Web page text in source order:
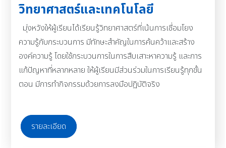
วิทยาศาสตร์และเทคโนโลยี
มุ่งหวังให้ผู้เรียนได้เรียนรู้วิทยาศาสตร์ที่เน้นการเชื่อมโยง
ความรู้กับกระบวนการ มีทักษะสำคัญในการค้นคว้าและสร้าง
องค์ความรู้ โดยใช้กระบวนการในการสืบเสาะหาความรู้ และการ
แก้ปัญหาที่หลากหลาย ให้ผู้เรียนมีส่วนร่วมในการเรียนรู้ทุกขั้น
ตอน มีการทำกิจกรรมด้วยการลงมือปฏิบัติจริง
รายละเอียด